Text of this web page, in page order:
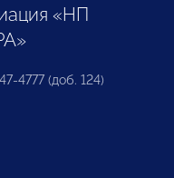
«НП
4777 (доб. 124)